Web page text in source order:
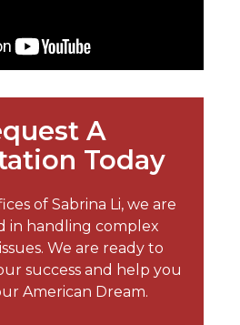
A
Today
of Sabrina Li, we are
in handling complex
We are ready to
success and help you
American Dream.